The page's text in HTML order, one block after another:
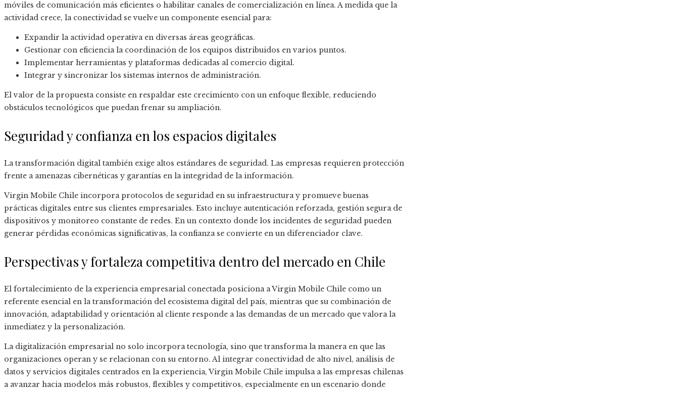
móviles de comunicación más eficientes o habilitar canales de comercialización en línea. A medida que la
actividad crece, la conectividad se vuelve un componente esencial para:
Expandir la actividad operativa en diversas áreas geográficas.
Gestionar con eficiencia la coordinación de los equipos distribuidos en varios puntos.
Implementar herramientas y plataformas dedicadas al comercio digital.
Integrar y sincronizar los sistemas internos de administración.
El valor de la propuesta consiste en respaldar este crecimiento con un enfoque flexible, reduciendo
obstáculos tecnológicos que puedan frenar su ampliación.
Seguridad y confianza en los espacios digitales
La transformación digital también exige altos estándares de seguridad. Las empresas requieren protección
frente a amenazas cibernéticas y garantías en la integridad de la información.
Virgin Mobile Chile incorpora protocolos de seguridad en su infraestructura y promueve buenas
prácticas digitales entre sus clientes empresariales. Esto incluye autenticación reforzada, gestión segura de
dispositivos y monitoreo constante de redes. En un contexto donde los incidentes de seguridad pueden
generar pérdidas económicas significativas, la confianza se convierte en un diferenciador clave.
Perspectivas y fortaleza competitiva dentro del mercado en Chile
El fortalecimiento de la experiencia empresarial conectada posiciona a Virgin Mobile Chile como un
referente esencial en la transformación del ecosistema digital del país, mientras que su combinación de
innovación, adaptabilidad y orientación al cliente responde a las demandas de un mercado que valora la
inmediatez y la personalización.
La digitalización empresarial no solo incorpora tecnología, sino que transforma la manera en que las
organizaciones operan y se relacionan con su entorno. Al integrar conectividad de alto nivel, análisis de
datos y servicios digitales centrados en la experiencia, Virgin Mobile Chile impulsa a las empresas chilenas
a avanzar hacia modelos más robustos, flexibles y competitivos, especialmente en un escenario donde